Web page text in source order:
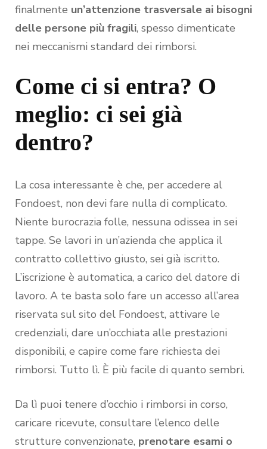
finalmente un’attenzione trasversale ai bisogni
delle persone più fragili, spesso dimenticate
nei meccanismi standard dei rimborsi.
Come ci si entra? O
meglio: ci sei già
dentro?
La cosa interessante è che, per accedere al
Fondoest, non devi fare nulla di complicato.
Niente burocrazia folle, nessuna odissea in sei
tappe. Se lavori in un’azienda che applica il
contratto collettivo giusto, sei già iscritto.
L’iscrizione è automatica, a carico del datore di
lavoro. A te basta solo fare un accesso all’area
riservata sul sito del Fondoest, attivare le
credenziali, dare un’occhiata alle prestazioni
disponibili, e capire come fare richiesta dei
rimborsi. Tutto lì. È più facile di quanto sembri.
Da lì puoi tenere d’occhio i rimborsi in corso,
caricare ricevute, consultare l’elenco delle
strutture convenzionate, prenotare esami o